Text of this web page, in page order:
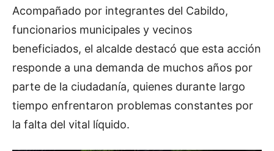
Acompañado por integrantes del Cabildo,
funcionarios municipales y vecinos
beneficiados, el alcalde destacó que esta acción
responde a una demanda de muchos años por
parte de la ciudadanía, quienes durante largo
tiempo enfrentaron problemas constantes por
la falta del vital líquido.